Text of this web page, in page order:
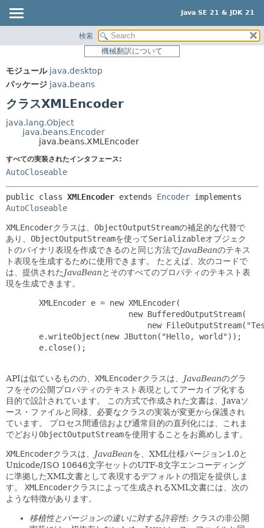
Java SE 21 & JDK 21
パッケージ
使用
ツリー
プレビュー
索引
サマリー:
ネスト済
メソッド
検索
機械翻訳について
モジュール java.desktop
パッケージ java.beans
クラスXMLEncoder
java.lang.Object
java.beans.Encoder
java.beans.XMLEncoder
すべての実装されたインタフェース:
AutoCloseable
public class XMLEncoder extends Encoder
AutoCloseable
XMLEncoderクラスは、 ObjectOutputStreamの補足的な代替で
あり、 ObjectOutputStreamを使ってSerializableオブジェク
トのバイナリ表現を作成できるのと同じ方法でJavaBeanのテキス
ト表現を生成するために使用できます。
たとえば、次のコードで
は、提供されたJavaBeanとそのすべてのプロパティのテキスト表
現を生成できます。
       XMLEncoder e = new XMLEncoder(
                          new BufferedOutputStream(
new
       e.writeObject(new JButton("Hello, world"));
       e.close();
APIは似ているものの、 XMLEncoderクラスは、 JavaBeanのグラ
フをその公開プロパティのテキスト表現としてアーカイブ化する
目的で設計されています。
この方式で作成された文書は、Javaソ
ース・ファイルと同様、必要なクラスの実装が変更から保護され
ています。
プロセス間通信および通常目的の直列化には、これま
でどおりObjectOutputStreamを使用することをお薦めします。
XMLEncoderクラスは、 JavaBeanを、XML仕様バージョン1.0と
Unicode/ISO 10646文字セットのUTF-8文字エンコーディング
に準拠したXML文書として表現するデフォルトの指定を提供しま
す。
XMLEncoderクラスによって生成されるXML文書には、次の
ような特徴があります。
移植性とバージョンの違いに対する許容性: クラスの非公開